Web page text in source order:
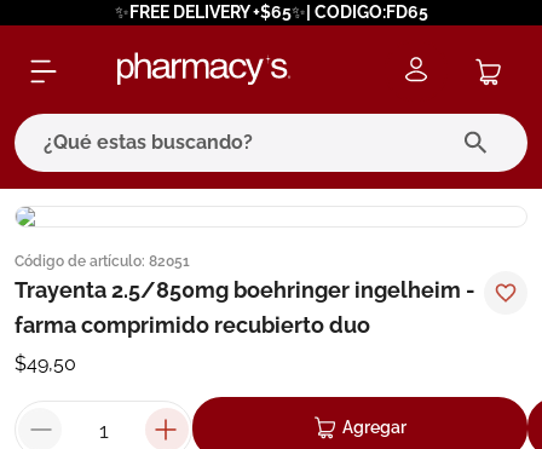
✨FREE DELIVERY +$65✨| CODIGO:FD65
¿Qué estas buscando?
Código de artículo: 82051
Trayenta 2.5/850mg boehringer ingelheim -
farma comprimido recubierto duo
$49,50
Agregar
términos más buscados
1. eucerin
cerave